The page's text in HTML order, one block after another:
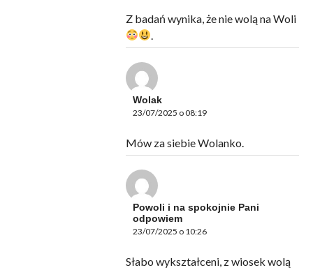
Z badań wynika, że nie wolą na Woli
.
Wolak
23/07/2025 o 08:19
Mów za siebie Wolanko.
Powoli i na spokojnie Pani
odpowiem
23/07/2025 o 10:26
Słabo wykształceni, z wiosek wolą